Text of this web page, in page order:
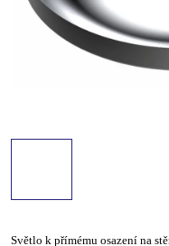
Světlo k přímému osazení na